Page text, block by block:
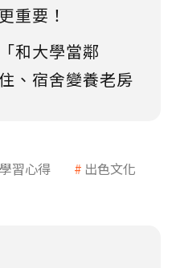
重要！
和大學當鄰
、宿舍變養老房
學習心得
出色文化